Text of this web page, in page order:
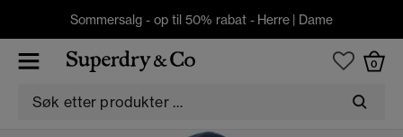
Sommersalg - op til 50% rabat - Herre | Dame
0